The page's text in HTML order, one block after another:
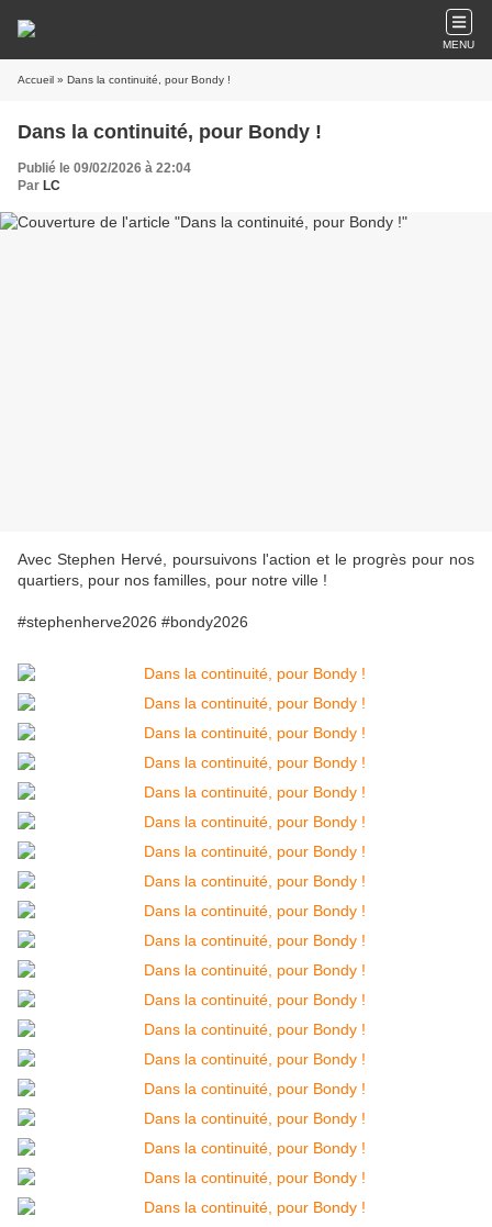
MENU
Accueil » Dans la continuité, pour Bondy !
Dans la continuité, pour Bondy !
Publié le 09/02/2026 à 22:04
Par LC
Avec Stephen Hervé, poursuivons l'action et le progrès pour nos
quartiers, pour nos familles, pour notre ville !
#stephenherve2026 #bondy2026